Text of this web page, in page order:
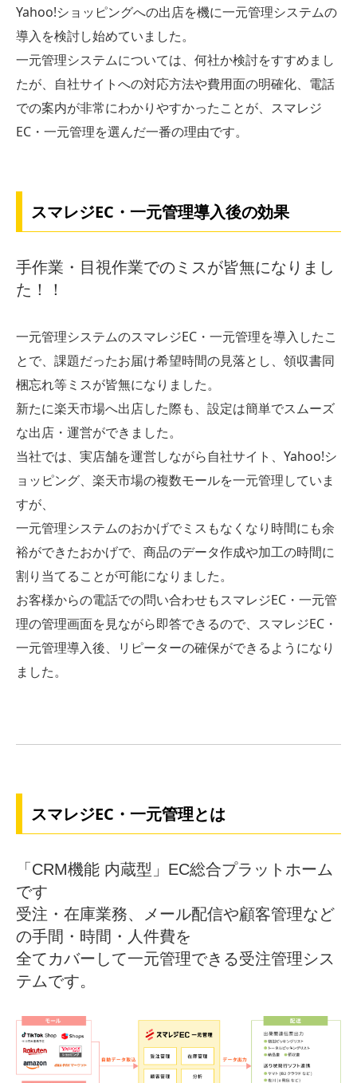
Yahoo!ショッピングへの出店を機に一元管理システムの
導入を検討し始めていました。
一元管理システムについては、何社か検討をすすめまし
たが、自社サイトへの対応方法や費用面の明確化、電話
での案内が非常にわかりやすかったことが、スマレジ
EC・一元管理を選んだ一番の理由です。
スマレジEC・一元管理導入後の効果
手作業・目視作業でのミスが皆無になりまし
た！！
一元管理システムのスマレジEC・一元管理を導入したこ
とで、課題だったお届け希望時間の見落とし、領収書同
梱忘れ等ミスが皆無になりました。
新たに楽天市場へ出店した際も、設定は簡単でスムーズ
な出店・運営ができました。
当社では、実店舗を運営しながら自社サイト、Yahoo!シ
ョッピング、楽天市場の複数モールを一元管理していま
すが、
一元管理システムのおかげでミスもなくなり時間にも余
裕ができたおかげで、商品のデータ作成や加工の時間に
割り当てることが可能になりました。
お客様からの電話での問い合わせもスマレジEC・一元管
理の管理画面を見ながら即答できるので、スマレジEC・
一元管理導入後、リピーターの確保ができるようになり
ました。
スマレジEC・一元管理とは
「CRM機能 内蔵型」EC総合プラットホーム
です
受注・在庫業務、メール配信や顧客管理など
の手間・時間・人件費を
全てカバーして一元管理できる受注管理シス
テムです。